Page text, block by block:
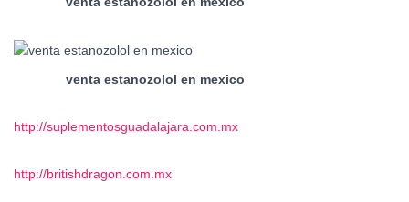
venta estanozolol en mexico
http://suplementosguadalajara.com.mx
http://britishdragon.com.mx